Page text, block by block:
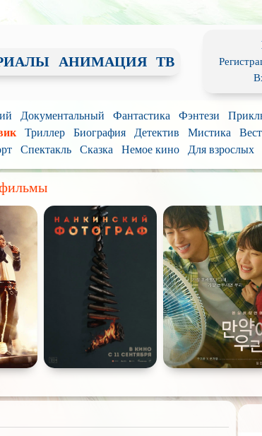
АНИМАЦИЯ ТВ
Документальный Фантастика Фэнтези
Триллер Биография Детектив Мистика
Спектакль Сказка Немое кино Для взрослых